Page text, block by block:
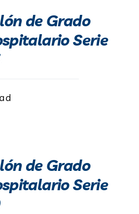
de Grado
Serie
de Grado
Serie